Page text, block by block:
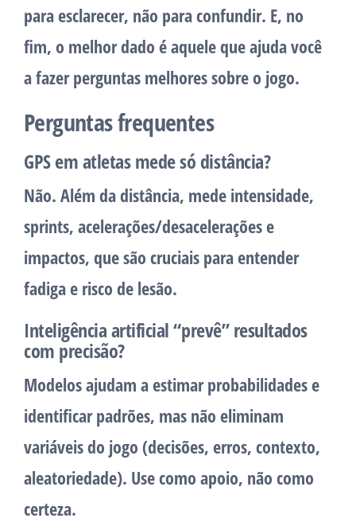
para esclarecer, não para confundir. E, no
fim, o melhor dado é aquele que ajuda você
a fazer perguntas melhores sobre o jogo.
Perguntas frequentes
GPS em atletas mede só distância?
Não. Além da distância, mede intensidade,
sprints, acelerações/desacelerações e
impactos, que são cruciais para entender
fadiga e risco de lesão.
Inteligência artificial “prevê” resultados
com precisão?
Modelos ajudam a estimar probabilidades e
identificar padrões, mas não eliminam
variáveis do jogo (decisões, erros, contexto,
aleatoriedade). Use como apoio, não como
certeza.